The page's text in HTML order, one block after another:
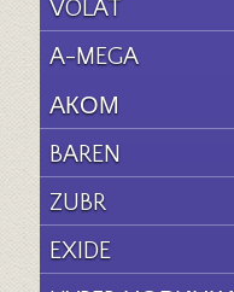
VOLAT
A-MEGA
АКОМ
BAREN
ZUBR
EXIDE